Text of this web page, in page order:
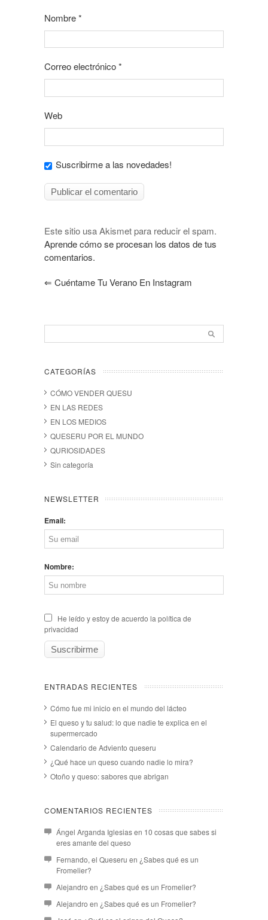
Nombre*
Correo electrónico*
Web
Suscribirme a las novedades!
Este sitio usa Akismet para reducir el spam.
Aprende cómo se procesan los datos de tus
comentarios.
⇐ Cuéntame Tu Verano En Instagram
CATEGORÍAS
CÓMO VENDER QUESU
EN LAS REDES
EN LOS MEDIOS
QUESERU POR EL MUNDO
QURIOSIDADES
Sin categoría
NEWSLETTER
Email:
Nombre:
He leído y estoy de acuerdo la política de
privacidad
ENTRADAS RECIENTES
Cómo fue mi inicio en el mundo del lácteo
El queso y tu salud: lo que nadie te explica en el
supermercado
Calendario de Adviento queseru
¿Qué hace un queso cuando nadie lo mira?
Otoño y queso: sabores que abrigan
COMENTARIOS RECIENTES
Ángel Arganda Iglesiasen 10 cosas que sabes si
eres amante del queso
Fernando, el Queseru en ¿Sabes qué es un
Fromelier?
Alejandro en ¿Sabes qué es un Fromelier?
Alejandro en ¿Sabes qué es un Fromelier?